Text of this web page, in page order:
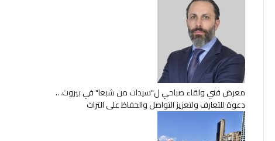
معرض فني ولقاء صباحي ل"سيدات من شبعا" في بيروت…
دعوة للتعارف ولتعزيز التواصل والحفاظ على التراث